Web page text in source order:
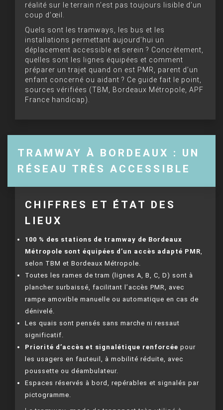
réalité sur le terrain n’est pas toujours lisible d’un
coup d’œil.
Quels sont les tramways, les bus et les
installations permettant aujourd’hui un
déplacement accessible et serein ? Concrètement,
quelles sont les lignes équipées et comment
préparer un trajet quand on est PMR, parent d’un
enfant concerné ou aidant ? Ce guide fait le point,
sources vérifiées (TBM, Bordeaux Métropole, APF
France handicap).
TRAMWAY À BORDEAUX : UN
RÉSEAU TRÈS ACCESSIBLE
CHIFFRES ET ÉTAT DES
LIEUX
100 % des stations de tramway de Bordeaux
Métropole sont équipées d’un accès adapté PMR
selon TBM et Bordeaux Métropole.
Toutes les rames de tram (lignes A, B, C, D) sont à
plancher surbaissé, facilitant l’accès PMR, avec
rampe amovible manuelle ou automatique en cas de
dénivelé.
Les quais sont pensés sans marche ni ressaut
significatif.
Priorité d’accès et signalétique renforcée pour
les usagers en fauteuil, à mobilité réduite, avec
poussette ou déambulateur.
Espaces réservés à bord, repérables et signalés par
pictogramme.